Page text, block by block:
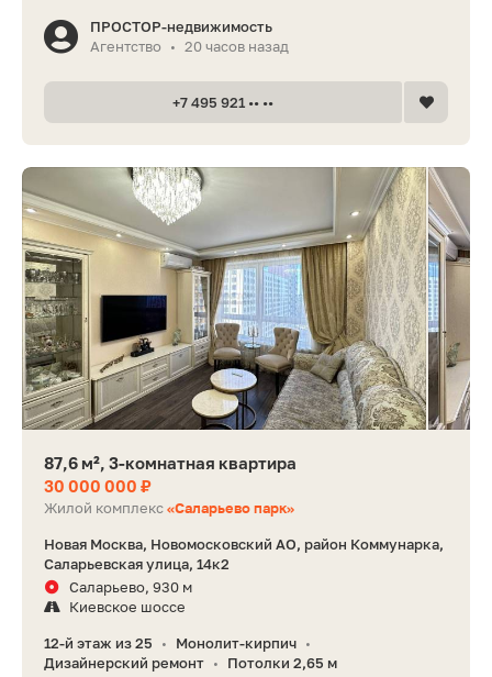
ПРОСТОР-недвижимость
Агентство
• 20 часов назад
+7 495 921 •• ••
87,6 м², 3-комнатная квартира
30 000 000 ₽
Жилой комплекс«Саларьево парк»
Новая Москва, Новомосковский АО, район Коммунарка,
Саларьевская улица, 14к2
Саларьево, 930 м
Киевское шоссе
12-й этаж из 25 • Монолит-кирпич •
Дизайнерский ремонт •
Потолки 2,65 м